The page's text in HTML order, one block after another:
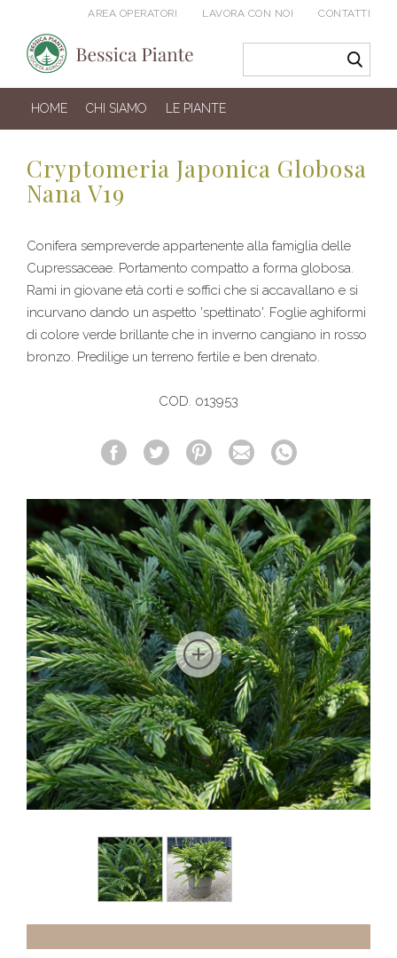
AREA OPERATORI LAVORA CON NOI CONTATTI
HOME CHI SIAMO LE PIANTE
Cryptomeria Japonica Globosa
Nana V19
Conifera sempreverde appartenente alla famiglia delle
Cupressaceae. Portamento compatto a forma globosa.
Rami in giovane età corti e soffici che si accavallano e si
incurvano dando un aspetto 'spettinato'. Foglie aghiformi
di colore verde brillante che in inverno cangiano in rosso
bronzo. Predilige un terreno fertile e ben drenato.
COD. 013953